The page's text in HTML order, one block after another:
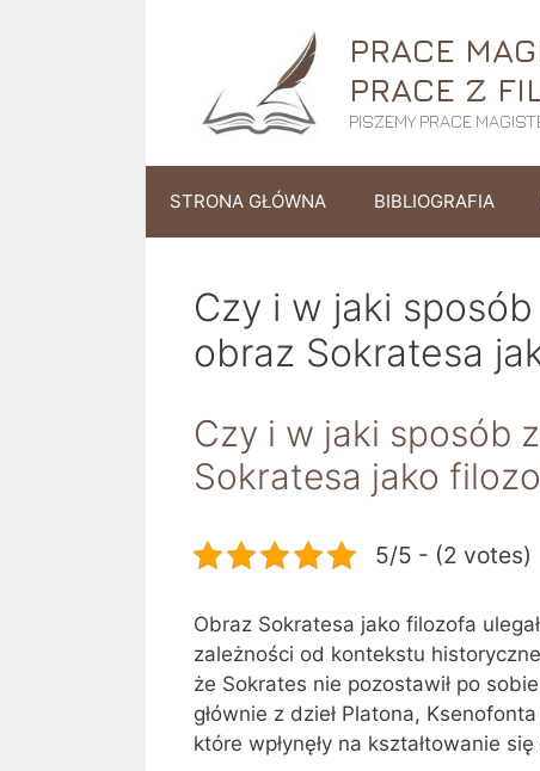
PRACE
PRACE Z
PISZEMY PRACE
STRONA GŁÓWNA BIBLIOGRAFIA
Czy i w jaki
obraz Sokratesa
Czy i w jaki sposób
Sokratesa jako
5/5 - (2 votes)
Obraz Sokratesa jako filozofa
zależności od kontekstu
że Sokrates nie pozostawił po
głównie z dzieł Platona,
które wpłynęły na kształtowanie